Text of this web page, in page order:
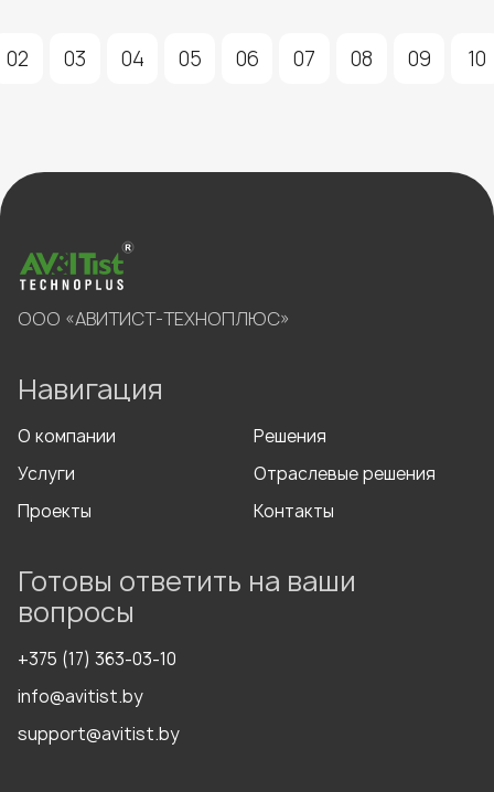
02 03 04 05 06 07 08 09 10
ООО «АВИТИСТ-ТЕХНОПЛЮС»
Навигация
О компании
Решения
Услуги
Отраслевые решения
Проекты
Контакты
Готовы ответить на ваши
вопросы
+375 (17) 363-03-10
info@avitist.by
support@avitist.by